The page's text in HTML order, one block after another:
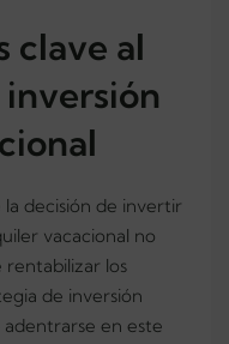
clave al
decisión de invertir
vacacional no
rentabilizar los
de inversión
adentrarse en este